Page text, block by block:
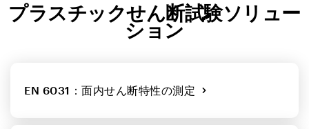
プラスチックせん断試験ソリュー
ション
EN 6031：面内せん断特性の測定